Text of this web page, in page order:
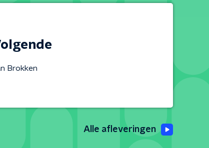
Brokken
Alle afleveringen